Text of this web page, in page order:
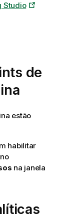
Studio
de
estão
habilitar
na janela